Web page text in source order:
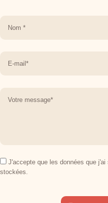
J'accepte que les données que
stockées.